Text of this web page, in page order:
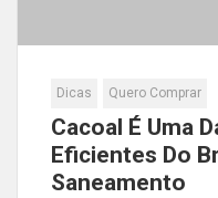
Dicas Quero Comprar
Cacoal É Uma
Eficientes Do
Saneamento